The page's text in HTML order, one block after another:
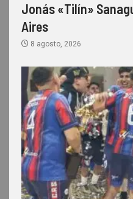
Jonás «Tilín»
Aires
8 agosto, 2026